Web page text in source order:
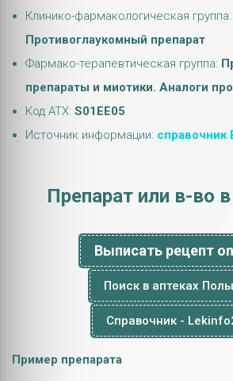
Клинико-фармакологическая группа:
Противоглаукомный препарат
Фармако-терапевтическая группа:
препараты и миотики. Аналоги
Код АТХ: S01EE05
Источник информации: справочник
Препарат или в-во
Выписать рецепт
Поиск в аптеках
Справочник -
Пример препарата